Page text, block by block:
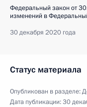
Федеральный закон от
изменений в
30 декабря 2020 года
Статус материала
Опубликован в разделе:
Дата публикации:30